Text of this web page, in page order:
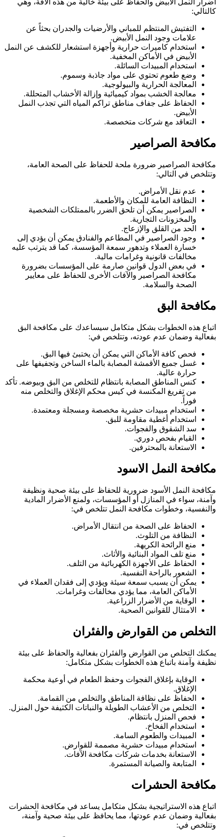
أضرار النمل الأبيض والحفاظ على بيئة خالية من هذه الآفة، وهي
كالتالي:
التفتيش المنتظم للمباني والأرضيات والجدران بحثاً عن
علامات وجود النمل الأبيض.
استخدام كاميرات حرارية وأجهزة استشعار للكشف عن النمل
الأبيض في الأماكن المخفية.
استخدام المبيدات السائلة.
وضع طعوم تحتوي على مواد جاذبة وسموم.
المعالجة الحرارية والبيولوجية.
معالجة الخشب بمواد كيميائية وإزالة الأخشاب المتحللة.
الحفاظ على جفاف مناطق تراكم المياه التي تجذب النمل
الأبيض.
التعاقد مع شركات متخصصة.
مكافحة الصراصير
مكافحة الصراصير ضرورة ملحة للحفاظ على الصحة العامة،
وتتلخص في التالي:
عدم نقل الأمراض.
النظافة العامة للمكان والأطعمة.
الصراصير يمكن أن تلحق الضرر بالممتلكات الشخصية
والمخزونات التجارية.
الحد من القلق والإزعاج.
وجود الصراصير في المطاعم والفنادق يمكن أن يؤدي إلى
خسارة العملاء وتدهور سمعة المؤسسة، كما قد يترتب عليه
مخالفات قانونية وغرامات مالية.
في بعض الدول قوانين صارمة على المؤسسات بضرورة
مكافحة الصراصير والآفات الأخرى للحفاظ على معايير
الصحة والسلامة.
مكافحة البق
اتباع هذه الخطوات بشكل متكامل سيساعدك على مكافحة البق
بفعالية وضمان عدم عودته، وتتلخص في:
فحص كافة الأماكن التي يمكن أن يختبئ فيها البق.
غسل جميع الأقمشة المصابة بالماء الساخن وتجفيفها على
حرارة عالية.
كنس المناطق المصابة بانتظام للتخلص من البق وبيوضه. تأكد
من تفريغ المكنسة في كيس محكم الإغلاق والتخلص منه
فوراً.
استخدام مبيدات حشرية مخصصة ومسجلة ومعتمدة.
استخدام أغطية مقاومة للبق.
سد الشقوق والفجوات.
القيام بفحص دوري.
الاستعانة بالمحترفين.
مكافحة النمل الاسود
مكافحة النمل الأسود ضرورية للحفاظ على بيئة صحية ونظيفة
وآمنة، سواء في المنازل أو المؤسسات، ولمنع الأضرار المادية
والنفسية، وخطوات مكافحة النمل تتلخص في:
الحفاظ على الصحة من انتقال الأمراض.
النظافة من التلوث.
منع الرائحة الكريهة.
منع تلف المواد البنائية والأثاث.
الحفاظ على الأجهزة الكهربائية من التلف.
الشعور بالراحة النفسية.
يمكن أن يسبب سمعة سيئة ويؤدي إلى فقدان العملاء في
الأماكن العامة، مما يؤدي مخالفات وغرامات.
الوقاية من الأضرار الزراعية.
الامتثال للقوانين الصحية.
التخلص من القوارض والفئران
يمكنك التخلص من القوارض والفئران بفعالية والحفاظ على بيئة
نظيفة وآمنة باتباع هذه الخطوات بشكل متكامل:
الوقاية بإغلاق الفجوات وحفظ الطعام في أوعية محكمة
الإغلاق.
الحفاظ على نظافة المناطق والتخلص من القمامة.
التخلص من الأعشاب الطويلة والنباتات الكثيفة حول المنزل.
فحص المنزل بانتظام.
استخدام الفخاخ.
المبيدات والطعوم السامة.
استخدام مبيدات حشرية مصممة للقوارض.
الاستعانة بخدمات شركات مكافحة الآفات.
المتابعة والصيانة المستمرة.
مكافحة الحشرات
اتباع هذه الاستراتيجية بشكل متكامل يساعد في مكافحة الحشرات
بفعالية وضمان عدم عودتها، مما يحافظ على بيئة صحية وآمنة،
وتتلخص في: